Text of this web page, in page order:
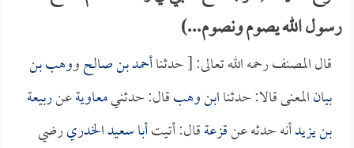
رسول الله يصوم ونصوم...)
قال المصنف رحمه الله تعالى: [ حدثناأحمد بن صالحووهب بن
بيانالمعنى قالا: حدثناابن وهبقال: حدثنيمعاويةعنربيعة
بن يزيدأنه حدثه عنقزعةقال: أتيتأبا سعيد الخدريرضي